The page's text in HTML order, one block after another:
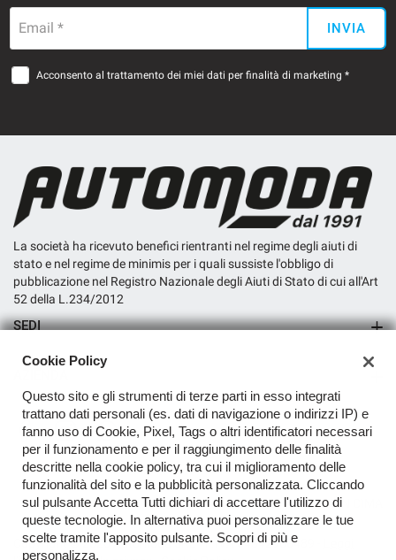
Email * INVIA
Acconsento al trattamento dei miei dati per finalità di marketing *
La società ha ricevuto benefici rientranti nel regime degli aiuti di
stato e nel regime de minimis per i quali sussiste l'obbligo di
pubblicazione nel Registro Nazionale degli Aiuti di Stato di cui all'Art
52 della L.234/2012
SEDI
Sede di San Miniato
Contatti
TORNA IN CIMA
Copyright © 2026 Automoda SRL - P.IVA 04342900489 -
Cookie Policy
Questo sito e gli strumenti di terze parti in esso integrati
trattano dati personali (es. dati di navigazione o indirizzi IP) e
fanno uso di Cookie, Pixel, Tags o altri identificatori necessari
per il funzionamento e per il raggiungimento delle finalità
descritte nella cookie policy, tra cui il miglioramento delle
funzionalità del sito e la pubblicità personalizzata. Cliccando
sul pulsante Accetta Tutti dichiari di accettare l'utilizzo di
queste tecnologie. In alternativa puoi personalizzare le tue
scelte tramite l'apposito pulsante. Scopri di più e
personalizza.